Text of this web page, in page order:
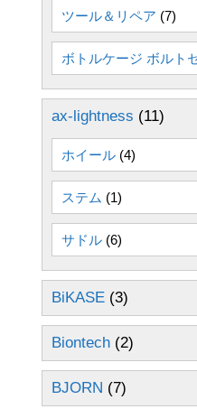
ツール＆リペア (7)
ボトルケージ ボルト
ax-lightness (11)
ホイール (4)
ステム (1)
サドル (6)
BiKASE (3)
Biontech (2)
BJORN (7)